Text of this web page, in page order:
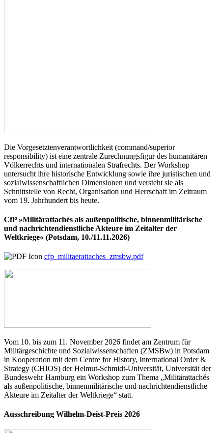
Die Vorgesetztenverantwortlichkeit (command/superior
responsibility) ist eine zentrale Zurechnungsfigur des humanitären
Völkerrechts und internationalen Strafrechts. Der Workshop
untersucht ihre historische Entwicklung sowie ihre juristischen und
sozialwissenschaftlichen Dimensionen und versteht sie als
Schnittstelle von Recht, Organisation und Herrschaft im Zeitraum
vom 19. Jahrhundert bis heute.
CfP »Militärattachés als außenpolitische, binnenmilitärische
und nachrichtendienstliche Akteure im Zeitalter der
Weltkriege« (Potsdam, 10./11.11.2026)
cfp_militaerattaches_zmsbw.pdf
Vom 10. bis zum 11. November 2026 findet am Zentrum für
Militärgeschichte und Sozialwissenschaften (ZMSBw) in Potsdam
in Kooperation mit dem Centre for History, International Order &
Strategy (CHIOS) der Helmut-Schmidt-Universität, Universität der
Bundeswehr Hamburg ein Workshop zum Thema „Militärattachés
als außenpolitische, binnenmilitärische und nachrichtendienstliche
Akteure im Zeitalter der Weltkriege“ statt.
Ausschreibung Wilhelm-Deist-Preis 2026